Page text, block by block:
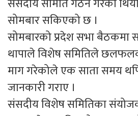
सोमबार सकिएको छ ।
सोमबारको प्रदेश सभा बैठकमा
थापाले विशेष समितिले
माग गरेकोले एक साता समय
जानकारी गराए ।
संसदीय विशेष समितिका